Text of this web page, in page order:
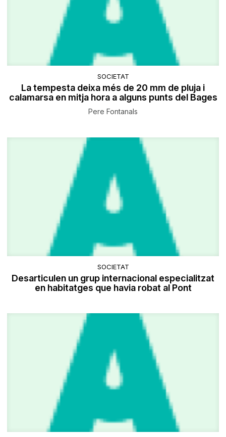
SOCIETAT
La tempesta deixa més de 20 mm de pluja i
calamarsa en mitja hora a alguns punts del Bages
Pere Fontanals
SOCIETAT
Desarticulen un grup internacional especialitzat
en habitatges que havia robat al Pont